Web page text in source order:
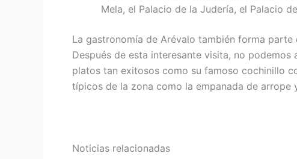
Mela, el Palacio de la Judería, el Palacio
La gastronomía de Arévalo también forma parte
Después de esta interesante visita, no
platos tan exitosos como su famoso cochinillo
típicos de la zona como la empanada de
Noticias relacionadas